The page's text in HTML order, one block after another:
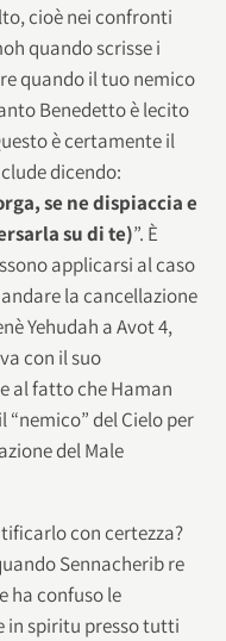
cioè nei confronti
quando scrisse i
quando il tuo nemico
Benedetto è lecito
è certamente il
dicendo:
se ne dispiaccia e
su di te)”. È
applicarsi al caso
la cancellazione
Yehudah a Avot 4,
con il suo
al fatto che Haman
“nemico” del Cielo per
del Male
con certezza?
Sennacherib re
ha confuso le
in spiritu presso tutti